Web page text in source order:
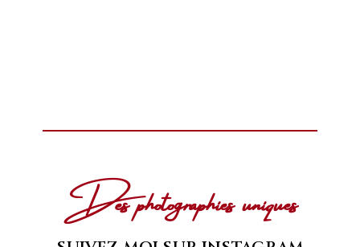
Des photographies uniques